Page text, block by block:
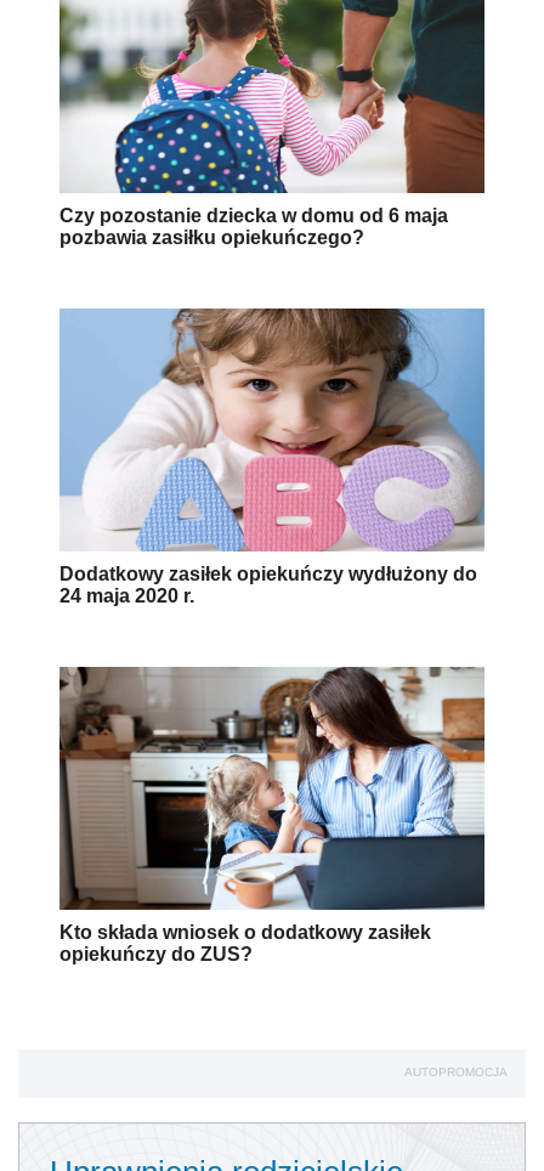
Czy pozostanie dziecka w domu od 6 maja
pozbawia zasiłku opiekuńczego?
Dodatkowy zasiłek opiekuńczy wydłużony do
24 maja 2020 r.
Kto składa wniosek o dodatkowy zasiłek
opiekuńczy do ZUS?
AUTOPROMOCJA